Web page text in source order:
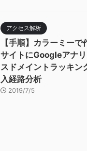
アクセス解析
【手順】カラーミー
サイトにGoogleアナ
スドメイントラッキン
入経路分析
2019/7/5